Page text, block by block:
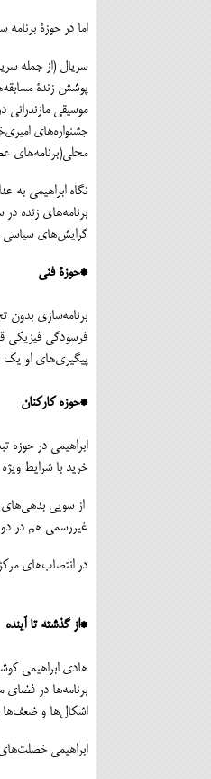
اما در حوزۀ
سریال (از جمله
پوشش زندۀ
موسیقی مازندرانی
جشنواره‌های
محلی(برنامه‌های
نگاه ابراهیمی
برنامه‌های زنده
گرایش‌های سیاسی
*حوزۀ فنی
برنامه‌سازی بدون
فرسودگی فیزیکی
پیگیری‌های او یک
*حوزه کارکنان
ابراهیمی در حوزه
خرید با شرایط
از سویی بدهی‌های
غیررسمی هم در
در انتصاب‌های
*از گذشته تا آینده
هادی ابراهیمی
برنامه‌ها در فضای
اشکال‌ها و ضعف‌ها
ابراهیمی